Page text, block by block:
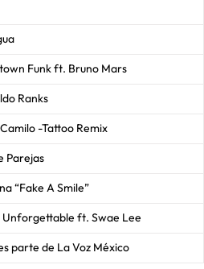
Funk ft. Bruno Mars
Ranks
-Tattoo Remix
Parejas
“Fake A Smile”
ft. Swae Lee
parte de La Voz México